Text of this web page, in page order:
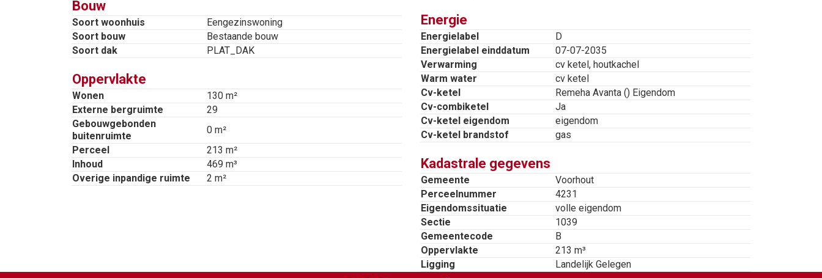
Bijgebouw 7b:
Toegang via beschutte buitenruimte en aparte houten berging. Indeling bijgebouw: hal, grote multifunctionele
ruimte, 2 extra kamers, douche met toilet, Bergruimte met cv-installatie voor bijgebouw 7a en 7b.
Bijzonderheden:
Weids uitzicht aan de voor- en achterzijde;
Landelijke ligging;
Riante, fraai aangelegde tuin met grote veranda;
Tuinhuis met glazen schuifwanden;
Parkeren voor meerdere auto’s op eigen terrein.
Ca. 4.274 m² (agrarisch) waarvan ca. 1800 m² in gebruik bij de woning als tuin.
Bouw
Soort woonhuis
Eengezinswoning
Soort bouw
Bestaande bouw
Soort dak
PLAT_DAK
Oppervlakte
Wonen
130 m²
Externe bergruimte
29
Gebouwgebonden
buitenruimte
0 m²
Perceel
213 m²
Inhoud
469 m³
Overige inpandige ruimte
2 m²
Energie
Energielabel
D
Energielabel einddatum
07-07-2035
Verwarming
cv ketel, houtkachel
Warm water
cv ketel
Cv-ketel
Remeha Avanta () Eigendom
Cv-combiketel
Ja
Cv-ketel eigendom
eigendom
Cv-ketel brandstof
gas
Kadastrale gegevens
Gemeente
Voorhout
Perceelnummer
4231
Eigendomssituatie
volle eigendom
Sectie
1039
Gemeentecode
B
Oppervlakte
213 m³
Ligging
Landelijk Gelegen